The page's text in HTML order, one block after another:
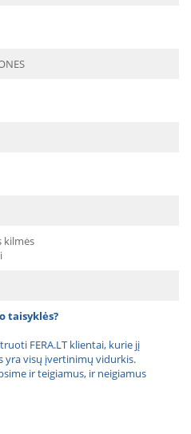
kilmės
taisyklės?
FERA.LT klientai, kurie jį
yra visų įvertinimų vidurkis.
ir teigiamus, ir neigiamus